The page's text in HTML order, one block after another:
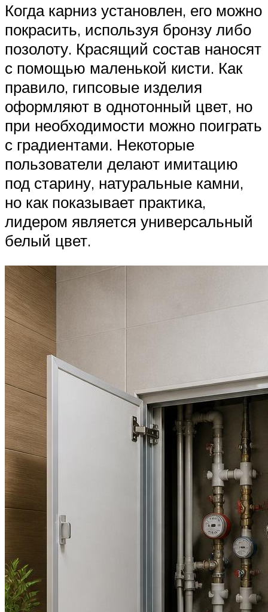
Когда карниз установлен, его можно
покрасить, используя бронзу либо
позолоту. Красящий состав наносят
с помощью маленькой кисти. Как
правило, гипсовые изделия
оформляют в однотонный цвет, но
при необходимости можно поиграть
с градиентами. Некоторые
пользователи делают имитацию
под старину, натуральные камни,
но как показывает практика,
лидером является универсальный
белый цвет.